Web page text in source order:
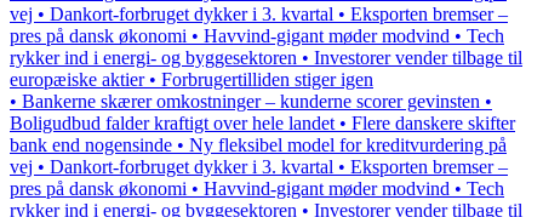
vej • Dankort-forbruget dykker i 3. kvartal • Eksporten bremser –
pres på dansk økonomi • Havvind-gigant møder modvind • Tech
rykker ind i energi- og byggesektoren • Investorer vender tilbage til
europæiske aktier • Forbrugertilliden stiger igen
• Bankerne skærer omkostninger – kunderne scorer gevinsten •
Boligudbud falder kraftigt over hele landet • Flere danskere skifter
bank end nogensinde • Ny fleksibel model for kreditvurdering på
vej • Dankort-forbruget dykker i 3. kvartal • Eksporten bremser –
pres på dansk økonomi • Havvind-gigant møder modvind • Tech
rykker ind i energi- og byggesektoren • Investorer vender tilbage til